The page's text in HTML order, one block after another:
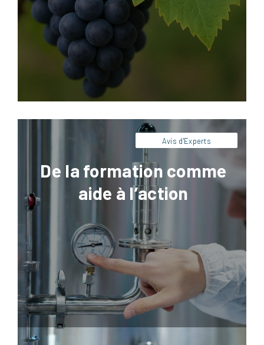
Avis d'Experts
De la formation comme
aide à l’action
Pour être efficace, une formation doit avant
tout être pratique et orientée action.
Retrouvez dans cet article les clés de nos
experts pour concevoir une formation
pertinente.